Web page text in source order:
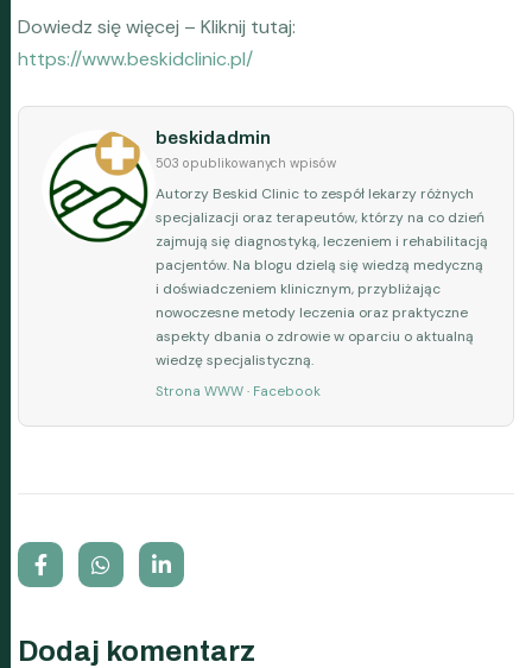
Dowiedz się więcej – Kliknij tutaj:
https://www.beskidclinic.pl/
beskidadmin
503 opublikowanych wpisów
Autorzy Beskid Clinic to zespół lekarzy różnych
specjalizacji oraz terapeutów, którzy na co dzień
zajmują się diagnostyką, leczeniem i rehabilitacją
pacjentów. Na blogu dzielą się wiedzą medyczną
i doświadczeniem klinicznym, przybliżając
nowoczesne metody leczenia oraz praktyczne
aspekty dbania o zdrowie w oparciu o aktualną
wiedzę specjalistyczną.
Strona WWW · Facebook
Dodaj komentarz